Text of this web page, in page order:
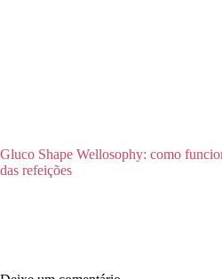
Gluco Shape Wellosophy: como
das refeições